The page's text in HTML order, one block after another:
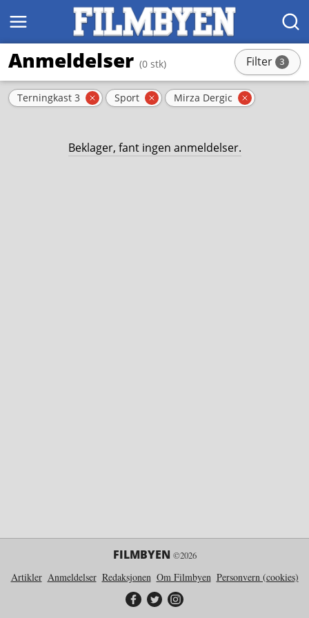
MENY SØK
Anmeldelser (0 stk) Filter 3stk
Aktive filter
Terningkast 3 Fjern filter
Sport Fjern filter
Mirza Dergic Fjern
Beklager, fant ingen anmeldelser.
FILMBYEN ©2026
Artikler Anmeldelser Redaksjonen Om Filmbyen Personvern (cookies)
Filmbyen på Facebook
Filmbyen på Twitter
Filmbyen på Instagram